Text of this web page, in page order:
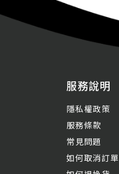
服務說明
隱私權政策
服務條款
常見問題
如何取消訂單